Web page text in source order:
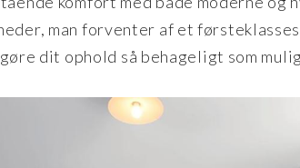
man forventer af et
dit ophold så behageligt som